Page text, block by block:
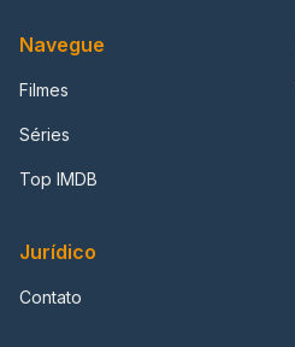
Navegue
Filmes
Séries
Top IMDB
Jurídico
Contato